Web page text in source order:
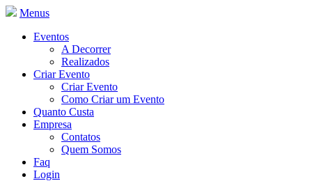
Menus
Eventos
A Decorrer
Realizados
Criar Evento
Criar Evento
Como Criar um Evento
Quanto Custa
Empresa
Contatos
Quem Somos
Faq
Login